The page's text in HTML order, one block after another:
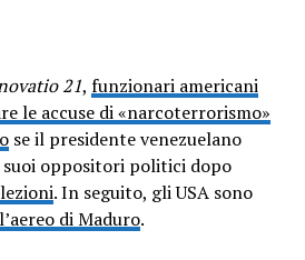
21, funzionari americani
le accuse di «narcoterrorismo»
se il presidente venezuelano
oppositori politici dopo
. In seguito, gli USA sono
di Maduro.